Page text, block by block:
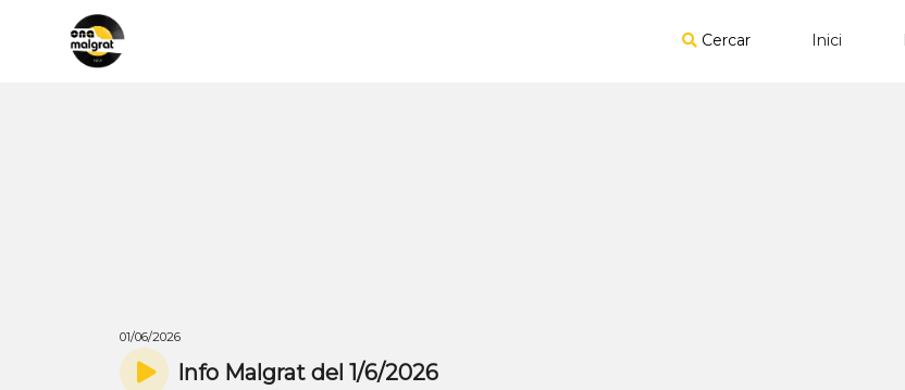
Cercar Inici
01/06/2026
Info Malgrat del 1/6/2026